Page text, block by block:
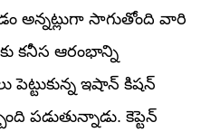
అన్నట్లుగా సాగుతోంది వారి
కనీస ఆరంభాన్ని
పెట్టుకున్న ఇషాన్ కిషన్
పడుతున్నాడు. కెప్టెన్